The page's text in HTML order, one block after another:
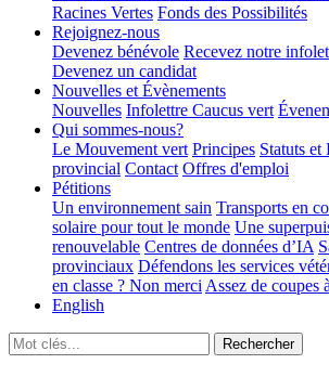
Racines Vertes Fonds des Possibilités
Rejoignez-nous
Devenez bénévole Recevez notre
Devenez un candidat
Nouvelles et Évènements
Nouvelles Infolettre Caucus vert
Qui sommes-nous?
Le Mouvement vert Principes Statuts et
provincial Contact Offres d'emploi
Pétitions
Un environnement sain Transports en
solaire pour tout le monde Une
renouvelable Centres de données d’IA
provinciaux Défendons les services
en classe ? Non merci Assez de coupes
English